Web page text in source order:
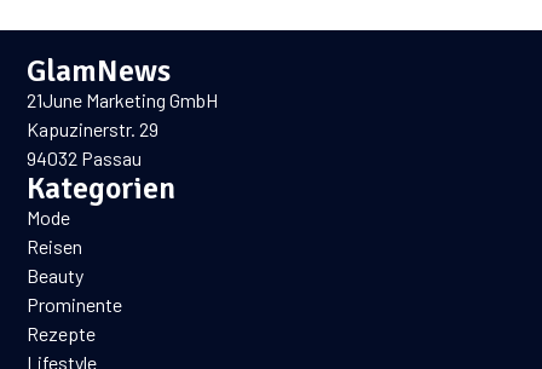
GlamNews
21June Marketing GmbH
Kapuzinerstr. 29
94032 Passau
Kategorien
Mode
Reisen
Beauty
Prominente
Rezepte
Lifestyle